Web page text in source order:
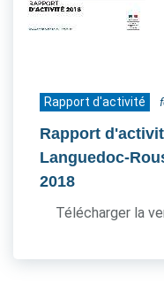
Rapport d'activité
Rapport
Languedoc-
2018
Télécharger la